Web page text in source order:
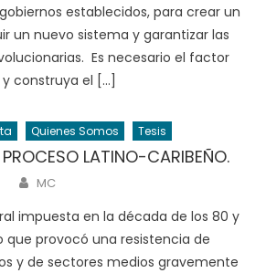
establecidos, para crear un
un nuevo sistema y garantizar las
Es necesario el factor
construya el […]
Quienes Somos Tesis
LATINO-CARIBEÑO.
Author
MC
impuesta en la década de los 80 y
provocó una resistencia de
y de sectores medios gravemente